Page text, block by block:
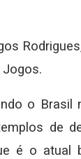
o Brasil
de
é o atual